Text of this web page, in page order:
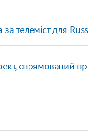
телеміст для
спрямований